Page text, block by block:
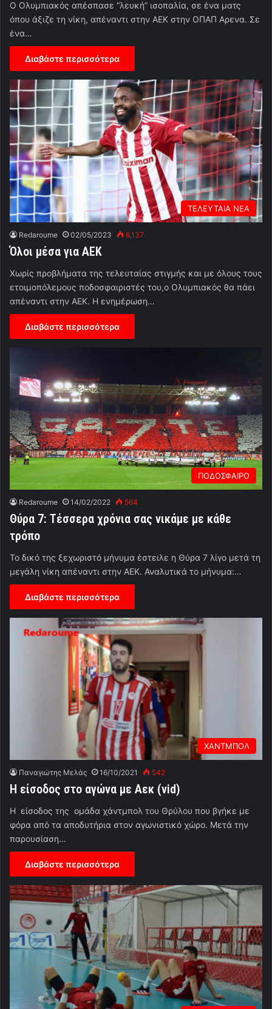
Ο Ολυμπιακός απέσπασε “λευκή” ισοπαλία, σε ένα ματς
όπου άξιζε τη νίκη, απέναντι στην ΑΕΚ στην ΟΠΑΠ Αρενα. Σε
ένα…
Διαβάστε περισσότερα
ΤΕΛΕΥΤΑΙΑ ΝΕΑ
Redaroume 02/05/2023 6,137
Όλοι μέσα για ΑΕΚ
Χωρίς προβλήματα της τελευταίας στιγμής και με όλους τους
ετοιμοπόλεμους ποδοσφαιριστές του,ο Ολυμπιακός θα πάει
απέναντι στην ΑΕΚ. Η ενημέρωση…
Διαβάστε περισσότερα
ΠΟΔΟΣΦΑΙΡΟ
Redaroume 14/02/2022 564
Θύρα 7: Τέσσερα χρόνια σας νικάμε με κάθε
τρόπο
Το δικό της ξεχωριστό μήνυμα έστειλε η Θύρα 7 λίγο μετά τη
μεγάλη νίκη απέναντι στην ΑΕΚ. Αναλυτικά το μήνυμα:…
Διαβάστε περισσότερα
ΧΑΝΤΜΠΟΛ
Παναγιώτης Μελάς 16/10/2021 542
Η είσοδος στο αγώνα με Αεκ (vid)
Η είσοδος της ομάδα χάντμπολ του Θρύλου που βγήκε με
φόρα από τα αποδυτήρια στον αγωνιστικό χώρo. Μετά την
παρουσίαση…
Διαβάστε περισσότερα